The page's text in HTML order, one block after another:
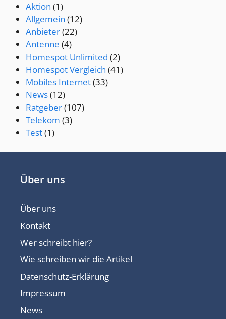
Aktion (1)
Allgemein (12)
Anbieter(22)
Antenne (4)
Homespot Unlimited (2)
Homespot Vergleich (41)
Mobiles Internet(33)
News(12)
Ratgeber(107)
Telekom (3)
Test(1)
Über uns
Über uns
Kontakt
Wer schreibt hier?
Wie schreiben wir die Artikel
Datenschutz-Erklärung
Impressum
News